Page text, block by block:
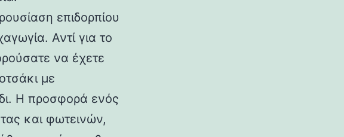
επιδορπίου
Αντί για το
να έχετε
με
Η προσφορά ενός
και φωτεινών,